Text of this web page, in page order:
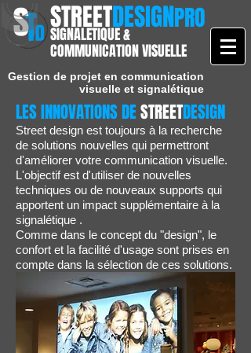
STREETDESIGNPRO
SIGNALETIQUE &
COMMUNICATION VISUELLE
Gestion de projet en communication
visuelle et signalétique
LES INNOVATIONS DESTREETDESIGN
Street design est toujours à la recherche
de solutions nouvelles qui permettront
d'améliorer votre communication visuelle.
L'objectif est d'utiliser de nouvelles
techniques ou de nouveaux supports qui
apportent un impact supplémentaire à la
signalétique .
Comme dans le concept du "design", le
confort et la facilité d'usage sont prises en
compte dans la sélection de ces solutions.